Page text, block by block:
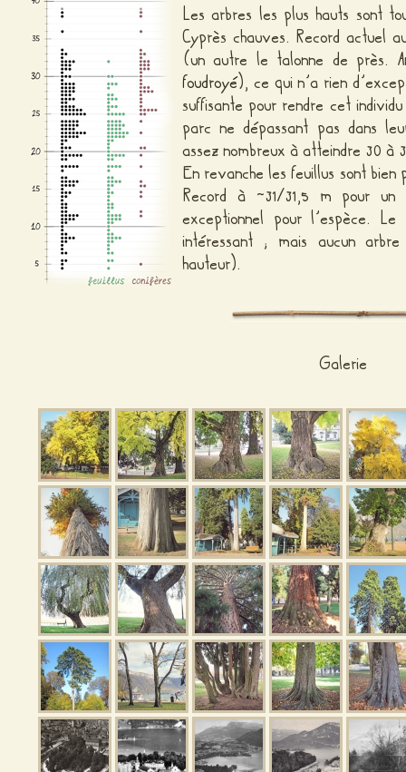
Les arbres les plus hauts sont
Cyprès chauves. Record actuel
(un autre le talonne de près.
foudroyé), ce qui n’a rien
suffisante pour rendre cet
parc ne dépassant pas dans
assez nombreux à atteindre 30 à
En revanche les feuillus sont
Record à ~31/31,5 m pour un
exceptionnel pour l’espèce. Le
intéressant ; mais aucun
hauteur).
Galerie